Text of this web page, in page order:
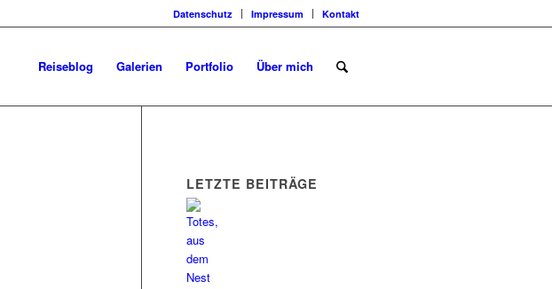
Datenschutz Impressum Kontakt
Reiseblog Galerien Portfolio Über mich
LETZTE BEITRÄGE